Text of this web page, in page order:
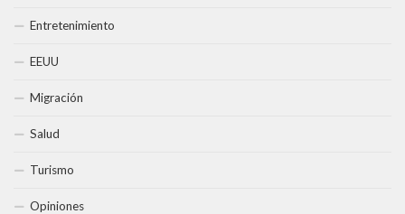
Entretenimiento
EEUU
Migración
Salud
Turismo
Opiniones